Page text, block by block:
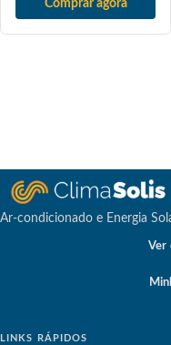
Comprar agora
Ar-condicionado e Energia
Ver
LINKS RÁPIDOS